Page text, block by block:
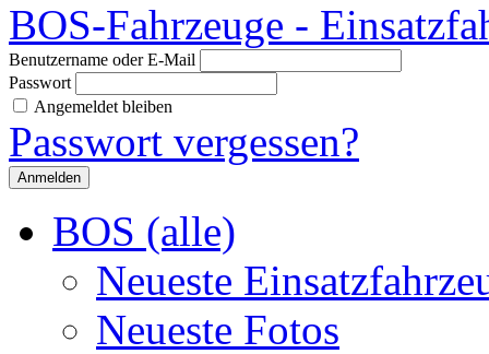
BOS-Fahrzeuge -
Benutzername oder E-Mail
Passwort
Angemeldet bleiben
Passwort vergessen?
BOS (alle)
Neueste
Neueste Fotos